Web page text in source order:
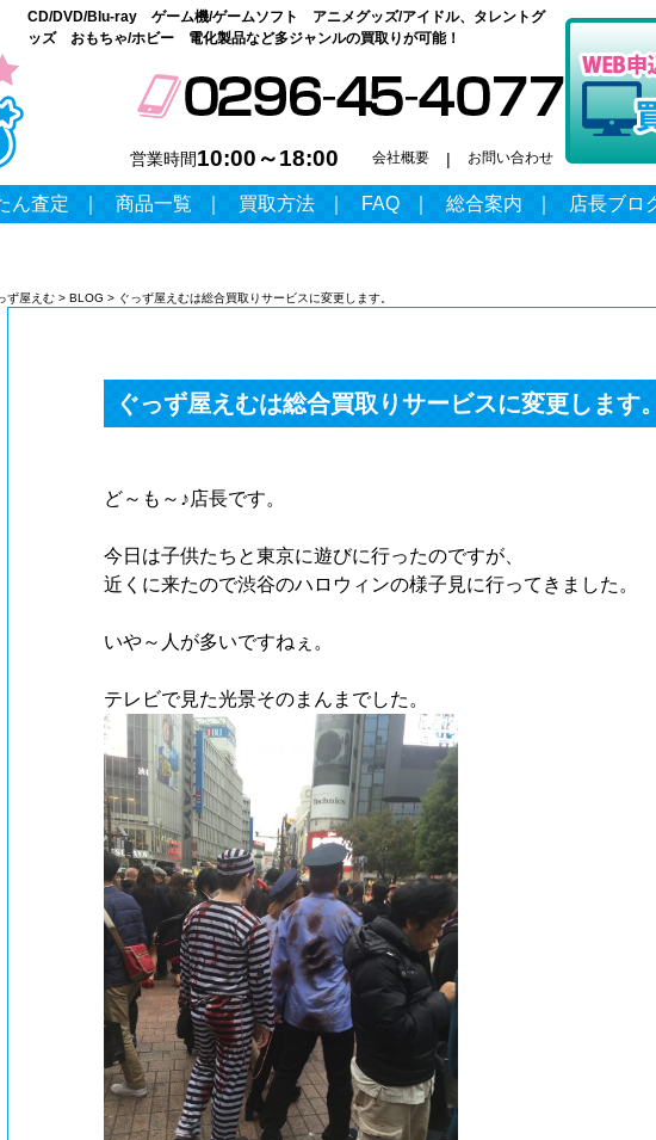
CD/DVD/Blu-ray ゲーム機/ゲームソフト アニメグッズ/アイドル、タレントグ
ッズ おもちゃ/ホビー 電化製品など多ジャンルの買取りが可能！
営業時間10:00～18:00 会社概要 | お問い合わせ
ん査定 商品一覧 買取方法 FAQ 総合案内 店長ブロ
ず屋えむ > BLOG > ぐっず屋えむは総合買取りサービスに変更します。
ぐっず屋えむは総合買取りサービスに変更します。
ど～も～♪店長です。
今日は子供たちと東京に遊びに行ったのですが、
近くに来たので渋谷のハロウィンの様子見に行ってきました。
いや～人が多いですねぇ。
テレビで見た光景そのまんまでした。